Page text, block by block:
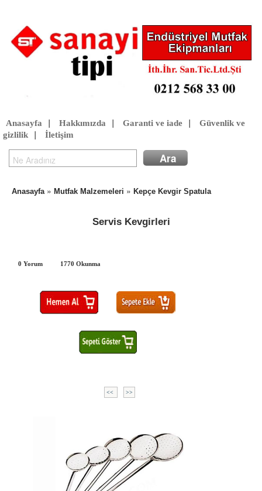
Anasayfa Hakkımızda Garanti ve iade
Güvenlik ve
gizlilik
İletişim
Anasayfa» Mutfak Malzemeleri » Kepçe Kevgir Spatula
Servis Kevgirleri
0 Yorum 1770 Okunma
<< >>